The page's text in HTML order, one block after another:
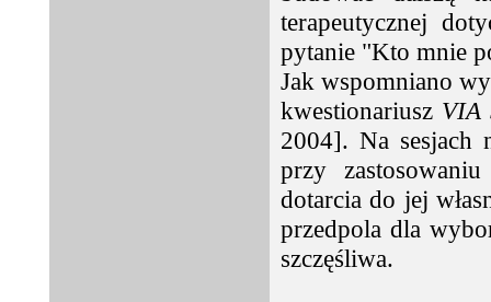
terapeutycznej
pytanie "Kto mnie
Jak wspomniano
kwestionariusz VIA
2004]. Na sesjach
przy
dotarcia do jej
przedpola dla
szczęśliwa.